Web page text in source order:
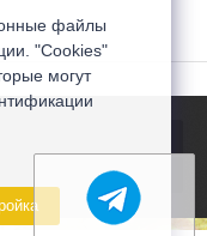
файлы
"Cookies"
могут